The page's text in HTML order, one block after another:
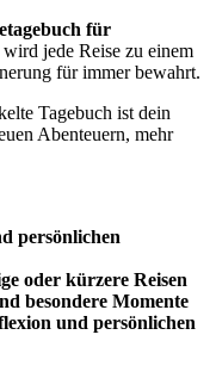
für
wird jede Reise zu einem
für immer bewahrt.
Tagebuch ist dein
Abenteuern, mehr
persönlichen
oder kürzere Reisen
besondere Momente
und persönlichen